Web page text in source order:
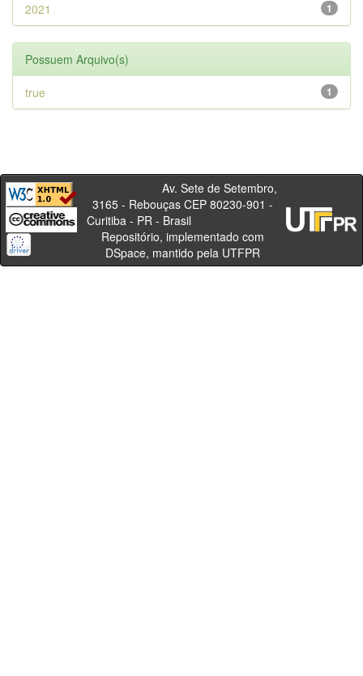
1
2021
Possuem Arquivo(s)
1
true
Av. Sete de Setembro,
3165 - Rebouças CEP 80230-901 -
Curitiba - PR - Brasil
Repositório, implementado com
DSpace, mantido pela UTFPR